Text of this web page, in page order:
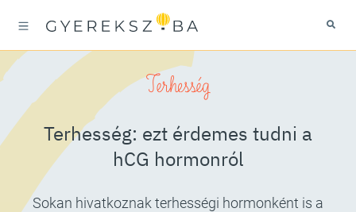
Terhesség
Terhesség: ezt érdemes tudni a
hCG hormonról
Sokan hivatkoznak terhességi hormonként is a